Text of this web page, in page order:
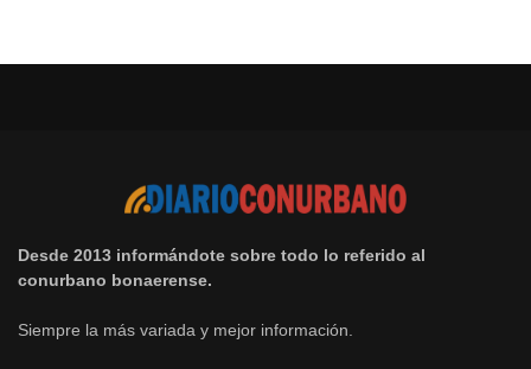
Desde 2013 informándote sobre todo lo referido al
conurbano bonaerense.
Siempre la más variada y mejor información.